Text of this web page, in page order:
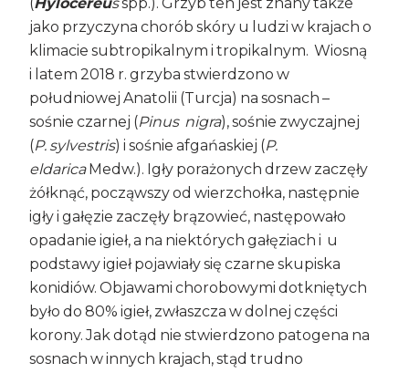
jako przyczyna chorób skóry u ludzi w krajach o
klimacie subtropikalnym i tropikalnym. Wiosną
i latem 2018 r. grzyba stwierdzono w
południowej Anatolii (Turcja) na sosnach –
sośnie czarnej (Pinus nigra), sośnie zwyczajnej
(P. sylvestris) i sośnie afgańaskiej (P.
eldaricaMedw.). Igły porażonych drzew zaczęły
żółknąć, począwszy od wierzchołka, następnie
igły i gałęzie zaczęły brązowieć, następowało
opadanie igieł, a na niektórych gałęziach i u
podstawy igieł pojawiały się czarne skupiska
konidiów. Objawami chorobowymi dotkniętych
było do 80% igieł, zwłaszcza w dolnej części
korony. Jak dotąd nie stwierdzono patogena na
sosnach w innych krajach, stąd trudno